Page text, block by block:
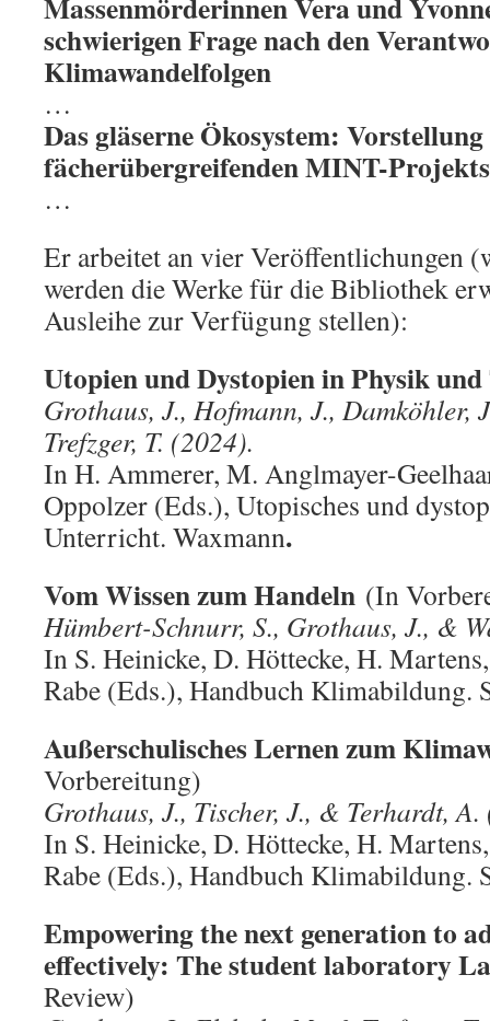
schwierigen Frage nach den
Klimawandelfolgen
…
Das gläserne Ökosystem: Vorstellung
fächerübergreifenden MINT-Projekts
…
Er arbeitet an vier Veröffentlichungen
werden die Werke für die Bibliothek
Ausleihe zur Verfügung stellen):
Utopien und Dystopien in Physik
Grothaus, J., Hofmann, J., Damköhler,
Trefzger, T. (2024).
In H. Ammerer, M. Anglmayer-
Oppolzer (Eds.), Utopisches und
Unterricht. Waxmann.
Vom Wissen zum Handeln (In
Hümbert-Schnurr, S., Grothaus, J., &
In S. Heinicke, D. Höttecke, H.
Rabe (Eds.), Handbuch Klimabildung.
Außerschulisches Lernen zum
Vorbereitung)
Grothaus, J., Tischer, J., & Terhardt,
In S. Heinicke, D. Höttecke, H.
Rabe (Eds.), Handbuch Klimabildung.
Empowering the next generation to
effectively: The student laboratory
Review)